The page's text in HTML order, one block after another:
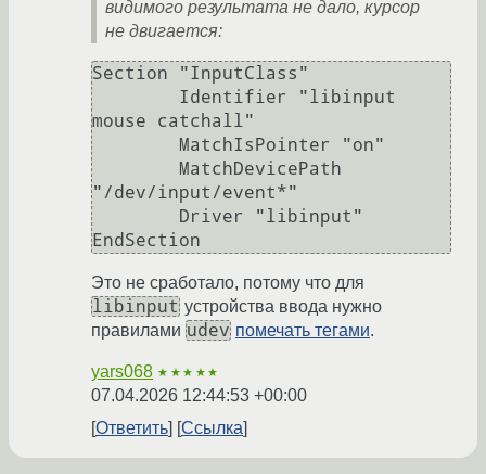
видимого результата не дало, курсор
не двигается:
Section "InputClass"
mouse catchall"
"/dev/input/event*"
Это не сработало, потому что для
libinput устройства ввода нужно
правилами udev помечать тегами.
yars068 ★★★★★
07.04.2026 12:44:53 +00:00
Ответить
Ссылка